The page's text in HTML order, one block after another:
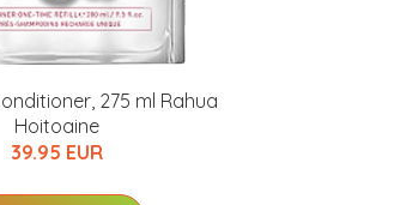
275 ml Rahua
Hoitoaine
39.95 EUR